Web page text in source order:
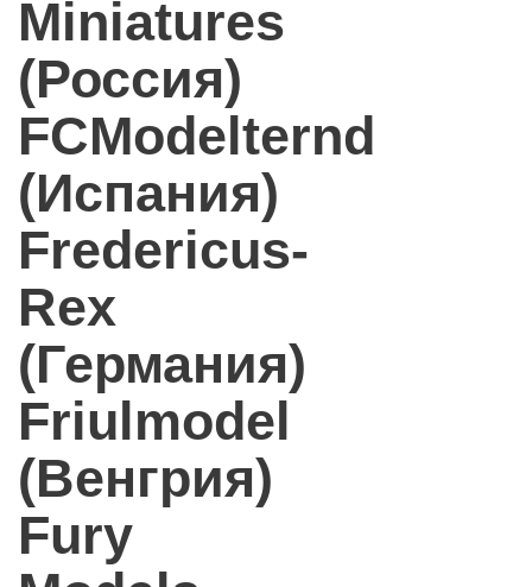
Miniatures
(Россия)
FCModelternd
(Испания)
Fredericus-
Rex
(Германия)
Friulmodel
(Венгрия)
Fury